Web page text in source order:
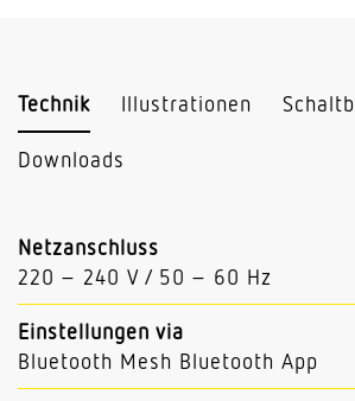
Technik Illustrationen
Downloads
Netzanschluss
220 – 240 V / 50 – 60 Hz
Einstellungen via
Bluetooth Mesh Bluetooth App